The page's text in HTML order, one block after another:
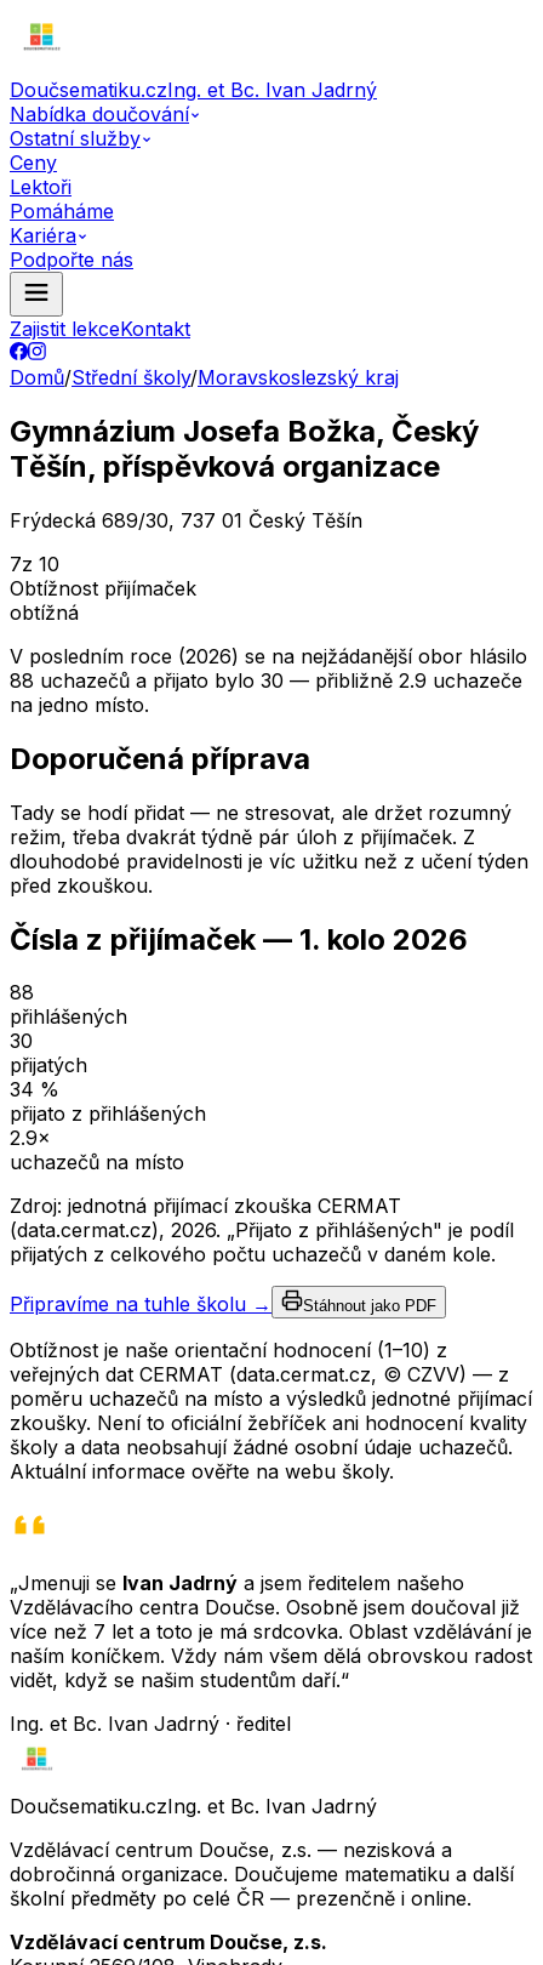
Doučsematiku.czIng. et Bc. Ivan Jadrný
Nabídka doučování
Ostatní služby
Ceny
Lektoři
Pomáháme
Kariéra
Podpořte nás
Zajistit lekceKontakt
Domů/Střední školy/Moravskoslezský kraj
Gymnázium Josefa Božka, Český
Těšín, příspěvková organizace
Frýdecká 689/30, 737 01 Český Těšín
7z 10
Obtížnost přijímaček
obtížná
V posledním roce (2026) se na nejžádanější obor hlásilo
88 uchazečů a přijato bylo 30 — přibližně 2.9 uchazeče
na jedno místo.
Doporučená příprava
Tady se hodí přidat — ne stresovat, ale držet rozumný
režim, třeba dvakrát týdně pár úloh z přijímaček. Z
dlouhodobé pravidelnosti je víc užitku než z učení týden
před zkouškou.
Čísla z přijímaček — 1. kolo 2026
88
přihlášených
30
přijatých
34 %
přijato z přihlášených
2.9×
uchazečů na místo
Zdroj: jednotná přijímací zkouška CERMAT
(data.cermat.cz), 2026. „Přijato z přihlášených" je podíl
přijatých z celkového počtu uchazečů v daném kole.
Připravíme na tuhle školu → Stáhnout jako PDF
Obtížnost je naše orientační hodnocení (1–10) z
veřejných dat CERMAT (data.cermat.cz, © CZVV) — z
poměru uchazečů na místo a výsledků jednotné přijímací
zkoušky. Není to oficiální žebříček ani hodnocení kvality
školy a data neobsahují žádné osobní údaje uchazečů.
Aktuální informace ověřte na webu školy.
„Jmenuji se Ivan Jadrný a jsem ředitelem našeho
Vzdělávacího centra Doučse. Osobně jsem doučoval již
více než 7 let a toto je má srdcovka. Oblast vzdělávání je
naším koníčkem. Vždy nám všem dělá obrovskou radost
vidět, když se našim studentům daří.“
Ing. et Bc. Ivan Jadrný · ředitel
Doučsematiku.czIng. et Bc. Ivan Jadrný
Vzdělávací centrum Doučse, z.s. — nezisková a
dobročinná organizace. Doučujeme matematiku a další
školní předměty po celé ČR — prezenčně i online.
Vzdělávací centrum Doučse, z.s.